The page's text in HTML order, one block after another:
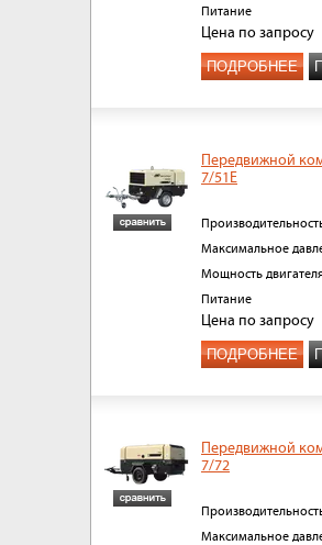
Питание
Цена по запросу
ПОДРОБНЕЕ
Передвижной
7/51E
Максимальное
Мощность
Питание
Цена по запросу
ПОДРОБНЕЕ
Передвижной
7/72
Максимальное